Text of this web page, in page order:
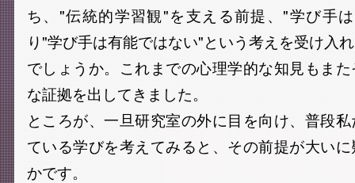
ち、"伝統的学習観"を支える前提、"学び手
り"学び手は有能ではない"という考えを受け入
でしょうか。これまでの心理学的な知見もま
な証拠を出してきました。
ところが、一旦研究室の外に目を向け、普段
ている学びを考えてみると、その前提が大い
かです。